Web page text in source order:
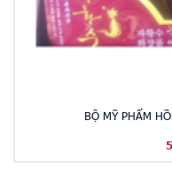
BỘ MỸ PHẨM